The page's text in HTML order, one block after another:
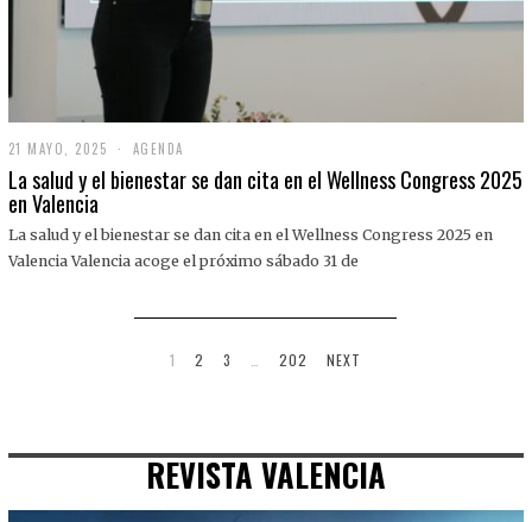
21 MAYO, 2025
1
M
O
,
AGENDA
La salud y el bienestar se dan cita en el Wellness Congress 2025
en Valencia
La salud y el bienestar se dan cita en el Wellness Congress 2025 en
Valencia Valencia acoge el próximo sábado 31 de
1 2 3 202 NEXT
REVISTA VALENCIA